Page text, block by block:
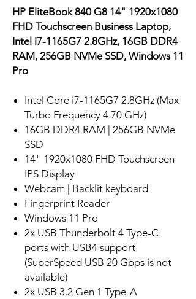
HP EliteBook 840 G8 14" 1920x1080
FHD Touchscreen Business Laptop,
Intel i7-1165G7 2.8GHz, 16GB DDR4
RAM, 256GB NVMe SSD, Windows 11
Pro
Intel Core i7-1165G7 2.8GHz (Max
Turbo Frequency 4.70 GHz)
16GB DDR4 RAM | 256GB NVMe
SSD
14" 1920x1080 FHD Touchscreen
IPS Display
Webcam | Backlit keyboard
Fingerprint Reader
Windows 11 Pro
2x USB Thunderbolt 4 Type-C
ports with USB4 support
(SuperSpeed USB 20 Gbps is not
available)
2x USB 3.2 Gen 1 Type-A